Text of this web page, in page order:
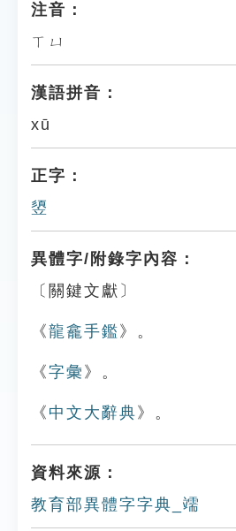
注音：
ㄒㄩ
漢語拼音：
xū
正字：
䇓
異體字/附錄字內容：
〔關鍵文獻〕
《龍龕手鑑 》。
《字彙 》。
《 中文大辭典 》。
資料來源：
教育部異體字字典_䇕